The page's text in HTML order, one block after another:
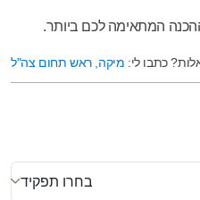
המתאימה לכם ביותר.
כתבו לי: מיקה, ראש תחום צה"ל
בחרו תפקיד